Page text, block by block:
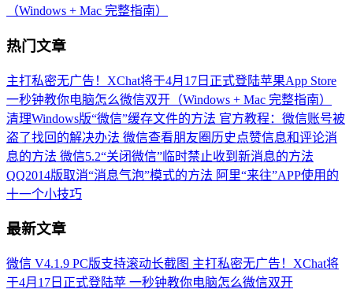
（Windows + Mac 完整指南）
热门文章
主打私密无广告！XChat将于4月17日正式登陆苹果App Store
一秒钟教你电脑怎么微信双开（Windows + Mac 完整指南）
清理Windows版“微信”缓存文件的方法 官方教程：微信账号被
盗了找回的解决办法 微信查看朋友圈历史点赞信息和评论消
息的方法 微信5.2“关闭微信”临时禁止收到新消息的方法
QQ2014版取消“消息气泡”模式的方法 阿里“来往”APP使用的
十一个小技巧
最新文章
微信 V4.1.9 PC版支持滚动长截图 主打私密无广告！XChat将
于4月17日正式登陆苹 一秒钟教你电脑怎么微信双开